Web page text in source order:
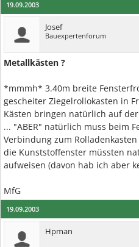
19.09.2003
Josef
Bauexpertenforum
Metallkästen ?
*mmmh* 3.40m breite
gescheiter Ziegelrollokasten in
Kästen bringen natürlich auf
... "ABER" natürlich muss beim
Verbindung zum
die Kunststoffenster müssten
aufweisen (davon hab ich aber
MfG
19.09.2003
Hpman